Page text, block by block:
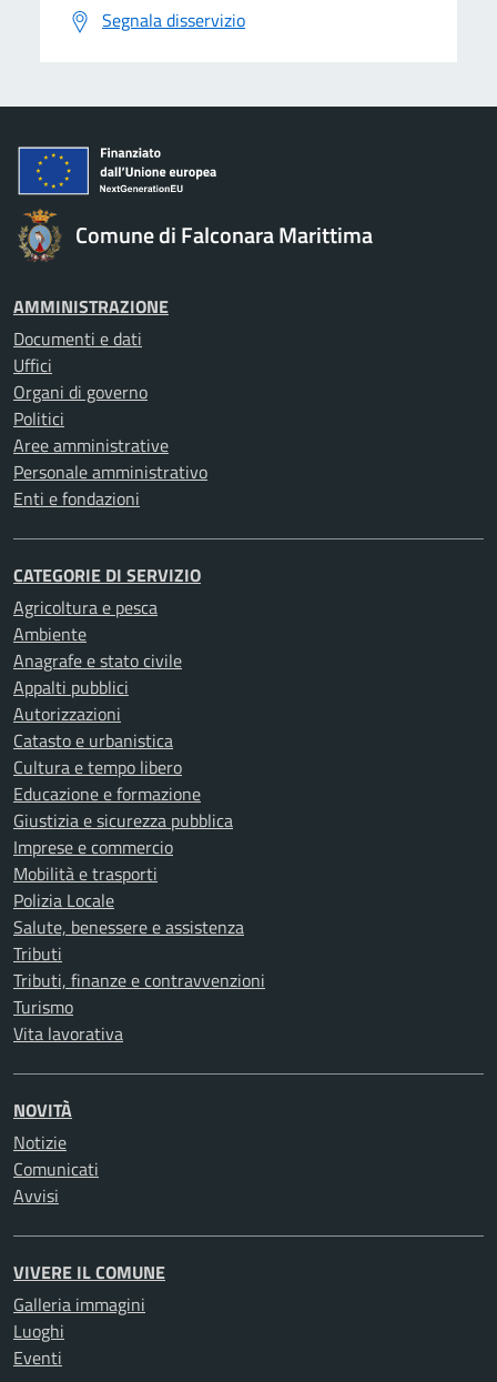
Segnala disservizio
Comune di Falconara Marittima
AMMINISTRAZIONE
Documenti e dati
Uffici
Organi di governo
Politici
Aree amministrative
Personale amministrativo
Enti e fondazioni
CATEGORIE DI SERVIZIO
Agricoltura e pesca
Ambiente
Anagrafe e stato civile
Appalti pubblici
Autorizzazioni
Catasto e urbanistica
Cultura e tempo libero
Educazione e formazione
Giustizia e sicurezza pubblica
Imprese e commercio
Mobilità e trasporti
Polizia Locale
Salute, benessere e assistenza
Tributi
Tributi, finanze e contravvenzioni
Turismo
Vita lavorativa
NOVITÀ
Notizie
Comunicati
Avvisi
VIVERE IL COMUNE
Galleria immagini
Luoghi
Eventi